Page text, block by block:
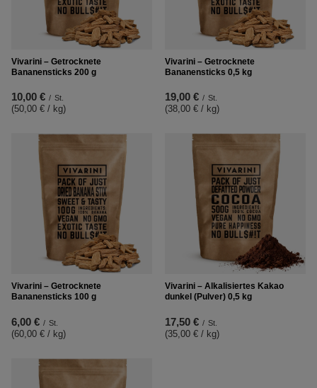
Vivarini – Getrocknete
Bananensticks 200 g
10,00 € / St.
(50,00 € / kg)
Vivarini – Getrocknete
Bananensticks 0,5 kg
19,00 € / St.
(38,00 € / kg)
Vivarini – Getrocknete
Bananensticks 100 g
6,00 € / St.
(60,00 € / kg)
Vivarini – Alkalisiertes Kakao
dunkel (Pulver) 0,5 kg
17,50 € / St.
(35,00 € / kg)